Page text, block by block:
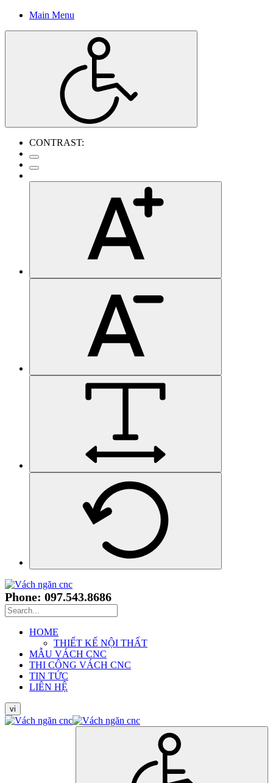
Main Menu
CONTRAST:
Phone: 097.543.8686
HOME
THIẾT KẾ NỘI THẤT
MẪU VÁCH CNC
THI CÔNG VÁCH CNC
TIN TỨC
LIÊN HỆ
vi